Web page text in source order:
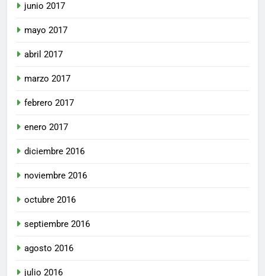
junio 2017
mayo 2017
abril 2017
marzo 2017
febrero 2017
enero 2017
diciembre 2016
noviembre 2016
octubre 2016
septiembre 2016
agosto 2016
julio 2016